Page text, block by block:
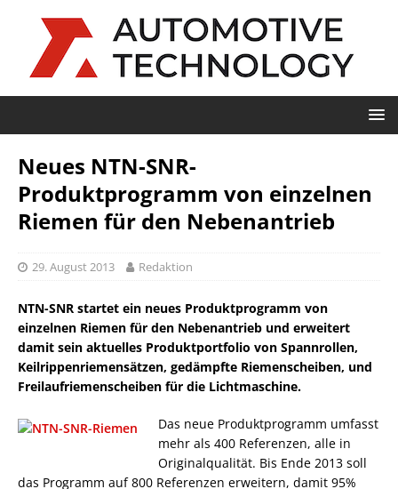
Neues NTN-SNR-
Produktprogramm von einzelnen
Riemen für den Nebenantrieb
29. August 2013 Redaktion
NTN-SNR startet ein neues Produktprogramm von
einzelnen Riemen für den Nebenantrieb und erweitert
damit sein aktuelles Produktportfolio von Spannrollen,
Keilrippenriemensätzen, gedämpfte Riemenscheiben, und
Freilaufriemenscheiben für die Lichtmaschine.
Das neue Produktprogramm umfasst
mehr als 400 Referenzen, alle in
Originalqualität. Bis Ende 2013 soll
das Programm auf 800 Referenzen erweitern, damit 95%